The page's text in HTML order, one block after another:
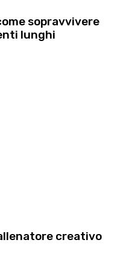
sopravvivere
lunghi
creativo